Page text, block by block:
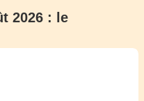
2026 : le